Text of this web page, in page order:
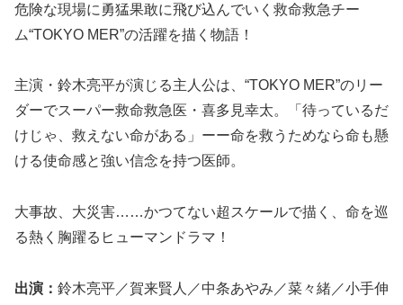
危険な現場に勇猛果敢に飛び込んでいく救命救急チー
ム“TOKYO MER”の活躍を描く物語！
主演・鈴木亮平が演じる主人公は、“TOKYO MER”のリー
ダーでスーパー救命救急医・喜多見幸太。「待っているだ
けじゃ、救えない命がある」ーー命を救うためなら命も懸
ける使命感と強い信念を持つ医師。
大事故、大災害……かつてない超スケールで描く、命を巡
る熱く胸躍るヒューマンドラマ！
出演： 鈴木亮平／賀来賢人／中条あやみ／菜々緒／小手伸